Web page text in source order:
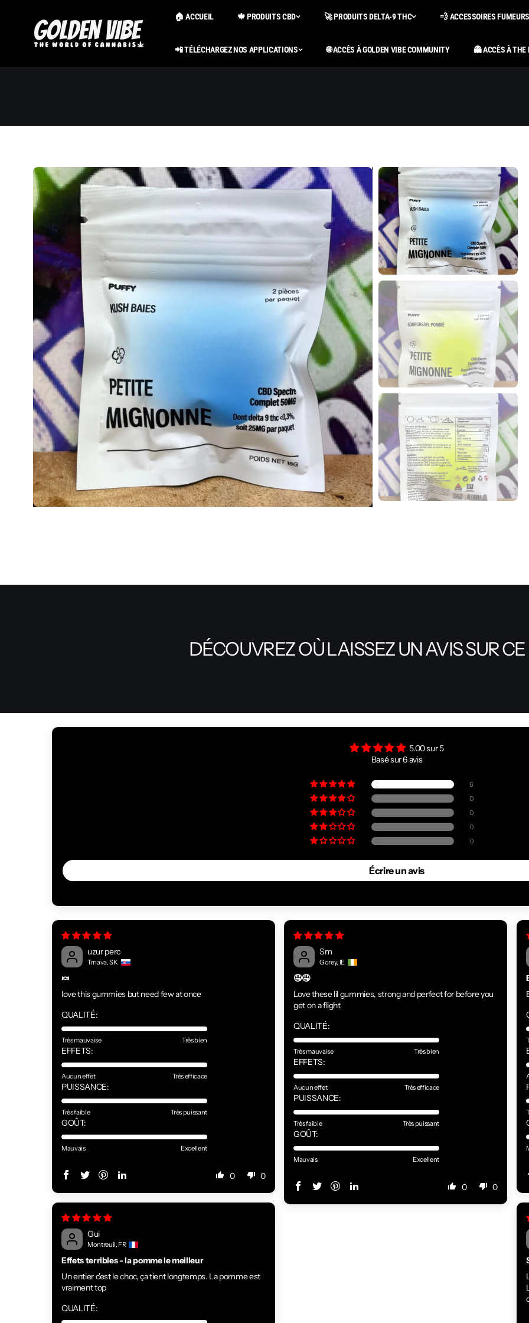
contenu
🏠 ACCUEIL 🍁 PRODUITS CBD 🚀 PRODUITS DELTA-9 THC 💨 ACCESSOIRES FUMEURS
📲 TÉLÉCHARGEZ NOS APPLICATIONS 🌐 ACCÈS À GOLDEN VIBE COMMUNITY 👻 ACCÈS À THE
DÉCOUVREZ OÙ LAISSEZ UN AVIS SUR
5.00 sur 5
Basé sur 6 avis
6
0
0
0
0
Écrire un avis
uzur perc
Trnava, SK
🍬
love this gummies but need few at once
QUALITÉ:
Très mauvaise Très bien
EFFETS:
Aucun effet Très efficace
PUISSANCE:
Très faible Très puissant
GOÛT:
Mauvais Excellent
0 0
Sm
Gorey, IE
🤤🤤
Love these lil gummies, strong and perfect for before you
get on a flight
QUALITÉ:
Très mauvaise Très bien
EFFETS:
Aucun effet Très efficace
PUISSANCE:
Très faible Très puissant
GOÛT:
Mauvais Excellent
0 0
Gui
Montreuil, FR
Effets terribles - la pomme le meilleur
Un entier c'est le choc, ça tient longtemps. La pomme est
vraiment top
QUALITÉ: